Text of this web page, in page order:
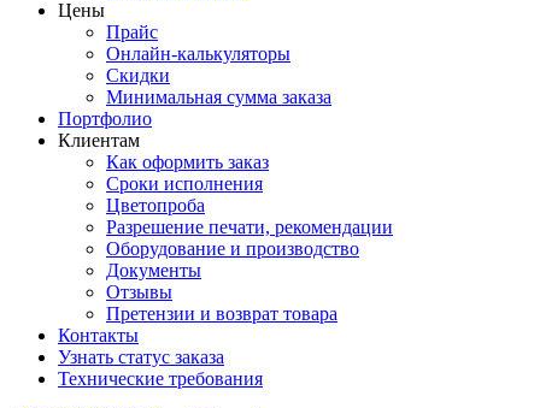
Цены
Прайс
Онлайн-калькуляторы
Скидки
Минимальная сумма заказа
Портфолио
Клиентам
Как оформить заказ
Сроки исполнения
Цветопроба
Разрешение печати, рекомендации
Оборудование и производство
Документы
Отзывы
Претензии и возврат товара
Контакты
Узнать статус заказа
Технические требования